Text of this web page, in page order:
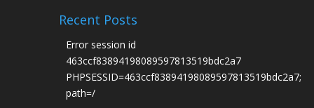
Recent Posts
Error session id
463ccf83894198089597813519bdc2a7
PHPSESSID=463ccf83894198089597813519bdc2a7;
path=/